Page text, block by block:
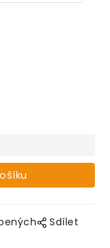
Sdílet